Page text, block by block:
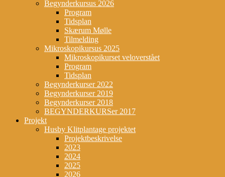
Begynderkursus 2026
Program
Tidsplan
Skærum Mølle
Tilmelding
Mikroskopikursus 2025
Mikroskopikurset veloverstået
Program
Tidsplan
Begynderkurser 2022
Begynderkurser 2019
Begynderkurser 2018
BEGYNDERKURSer 2017
Projekt
Husby Klitplantage projektet
Projektbeskrivelse
2023
2024
2025
2026